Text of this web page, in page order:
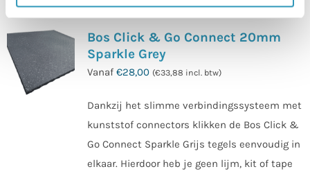
heeft
variaties.
Deze
kan
gekozen
worden
op
Bos Click & Go Connect 20mm
Sparkle Grey
Vanaf €28,00 (€33,88 incl. btw)
Dankzij het slimme verbindingssysteem met
kunststof connectors klikken de Bos Click &
Go Connect Sparkle Grijs tegels eenvoudig in
elkaar. Hierdoor heb je geen lijm, kit of tape